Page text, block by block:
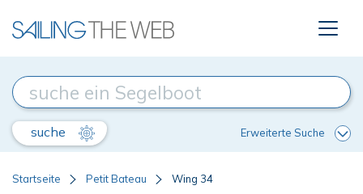
suche Erweiterte Suche
Startseite Petit Bateau Wing 34